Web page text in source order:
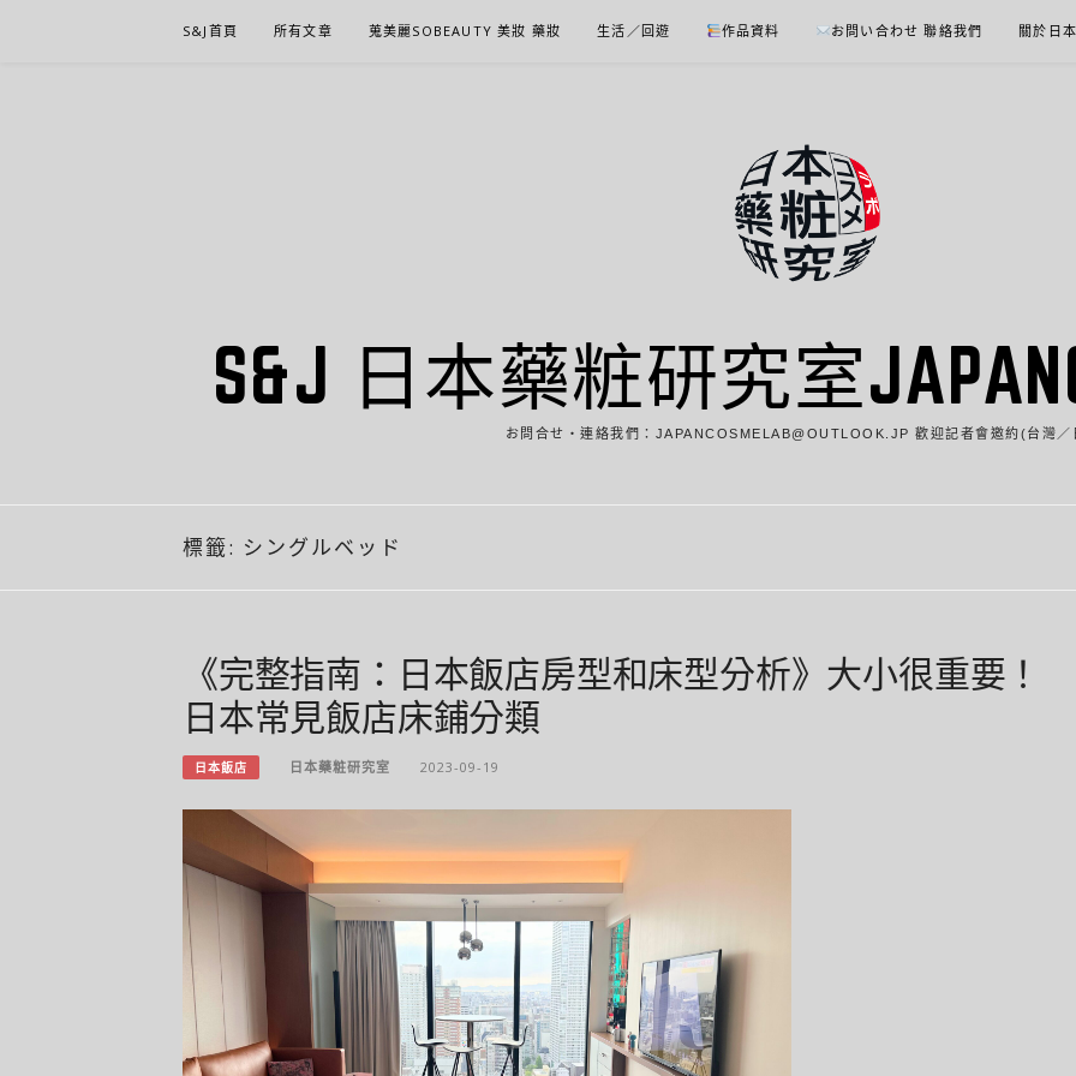
S&J首頁 所有文章 蒐美麗SOBEAUTY 美妝 藥妝 生活／回遊 作品資料 お問い合わせ 聯絡我們 關於日
S&J 日本藥粧研究室
お問合せ・連絡我們：JAPANCOSMELAB@OUTLOOK.JP 歡迎記者會邀約(台灣／
標籤: シングルベッド
《完整指南：日本飯店房型和床型分析》大小很重要！
日本常見飯店床鋪分類
日本飯店 日本藥粧研究室 2023-09-19